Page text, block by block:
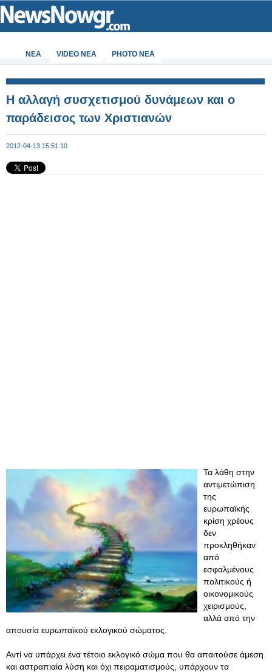
ΝΕΑ VIDEO NEA PHOTO NEA
Η αλλαγή συσχετισμού δυνάμεων και ο
παράδεισος των Χριστιανών
2012-04-13 15:51:10
Τα λάθη στην
αντιμετώπιση
της
ευρωπαϊκής
κρίση χρέους
δεν
προκληθήκαν
από
εσφαλμένους
πολιτικούς ή
οικονομικούς
χειρισμούς,
αλλά από την
απουσία ευρωπαϊκού εκλογικού σώματος.
Αντί να υπάρχει ένα τέτοιο εκλογικό σώμα που θα απαιτούσε άμεση
και αστραπιαία λύση και όχι πειραματισμούς, υπάρχουν τα